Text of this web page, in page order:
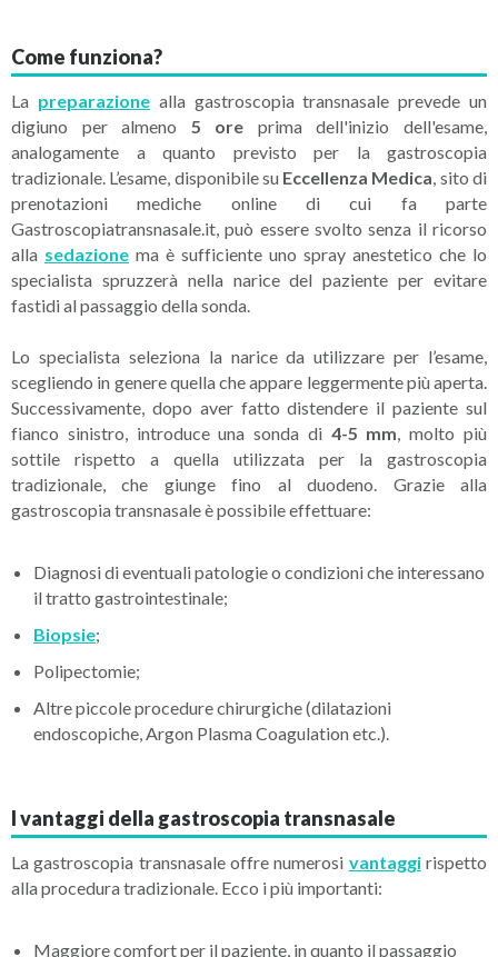
Come funziona?
La preparazionealla gastroscopia transnasale prevede un
digiuno per almeno 5 ore prima dell'inizio dell'esame,
analogamente a quanto previsto per la gastroscopia
tradizionale. L’esame, disponibile su Eccellenza Medica , sito di
prenotazioni mediche online di cui fa parte
Gastroscopiatransnasale.it, può essere svolto senza il ricorso
alla sedazione ma è sufficiente uno spray anestetico che lo
specialista spruzzerà nella narice del paziente per evitare
fastidi al passaggio della sonda.
Lo specialista seleziona la narice da utilizzare per l’esame,
scegliendo in genere quella che appare leggermente più aperta.
Successivamente, dopo aver fatto distendere il paziente sul
fianco sinistro, introduce una sonda di 4-5 mm , molto più
sottile rispetto a quella utilizzata per la gastroscopia
tradizionale, che giunge fino al duodeno. Grazie alla
gastroscopia transnasale è possibile effettuare:
Diagnosi di eventuali patologie o condizioni che interessano
il tratto gastrointestinale;
Biopsie;
Polipectomie;
Altre piccole procedure chirurgiche (dilatazioni
endoscopiche, Argon Plasma Coagulation etc.).
I vantaggi della gastroscopia transnasale
La gastroscopia transnasale offre numerosi vantaggirispetto
alla procedura tradizionale. Ecco i più importanti:
Maggiore comfort per il paziente, in quanto il passaggio